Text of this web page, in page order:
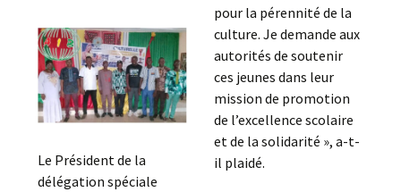
Le Président de la
délégation spéciale
pour la pérennité de la
culture. Je demande aux
autorités de soutenir
ces jeunes dans leur
mission de promotion
de l’excellence scolaire
et de la solidarité », a-t-
il plaidé.